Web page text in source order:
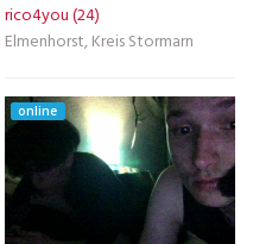
rico4you (24)
Elmenhorst, Kreis Stormarn
online